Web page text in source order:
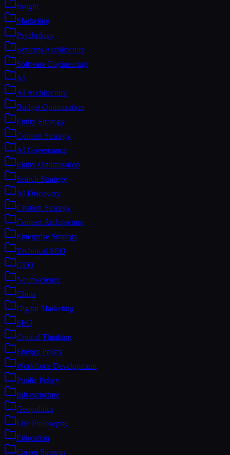
Insight
Marketing
Psychology
Systems Architecture
Software Engineering
AI
AI Architecture
Budget Optimization
Entity Strategy
Content Strategy
AI Governance
Entity Optimization
Search Strategy
AI Discovery
Citation Strategy
Content Architecture
Enterprise Strategy
Technical SEO
GEO
Neuroscience
China
Digital Marketing
SEO
Critical Thinking
Energy Policy
Workforce Development
Public Policy
Infrastructure
Geopolitics
Life Philosophy
Education
Career Strategy